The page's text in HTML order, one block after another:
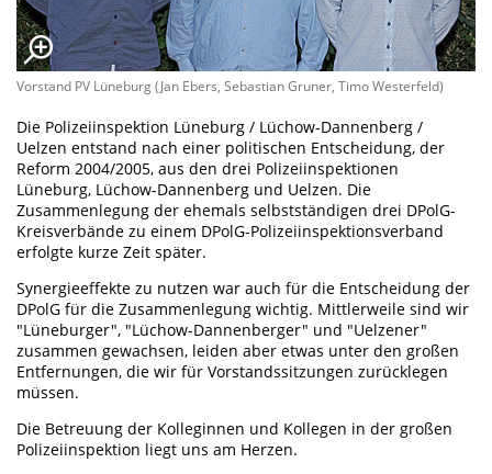
Vorstand PV Lüneburg (Jan Ebers, Sebastian Gruner, Timo Westerfeld)
Die Polizeiinspektion Lüneburg / Lüchow-Dannenberg /
Uelzen entstand nach einer politischen Entscheidung, der
Reform 2004/2005, aus den drei Polizeiinspektionen
Lüneburg, Lüchow-Dannenberg und Uelzen. Die
Zusammenlegung der ehemals selbstständigen drei DPolG-
Kreisverbände zu einem DPolG-Polizeiinspektionsverband
erfolgte kurze Zeit später.
Synergieeffekte zu nutzen war auch für die Entscheidung der
DPolG für die Zusammenlegung wichtig. Mittlerweile sind wir
"Lüneburger", "Lüchow-Dannenberger" und "Uelzener"
zusammen gewachsen, leiden aber etwas unter den großen
Entfernungen, die wir für Vorstandssitzungen zurücklegen
müssen.
Die Betreuung der Kolleginnen und Kollegen in der großen
Polizeiinspektion liegt uns am Herzen.